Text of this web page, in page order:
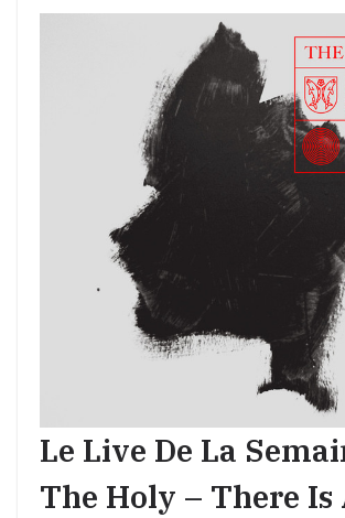
Le Live De La
The Holy – There Is